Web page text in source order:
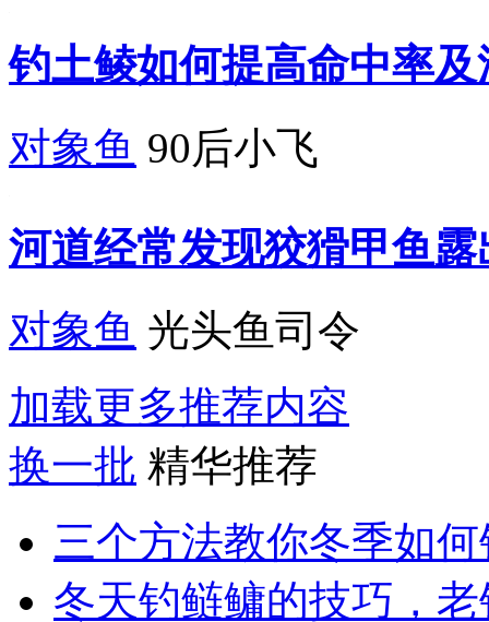
钓土鲮如何提高命中率
对象鱼 90后小飞
河道经常发现狡猾甲鱼
对象鱼 光头鱼司令
加载更多推荐内容
换一批 精华推荐
三个方法教你冬季如
冬天钓鲢鳙的技巧，